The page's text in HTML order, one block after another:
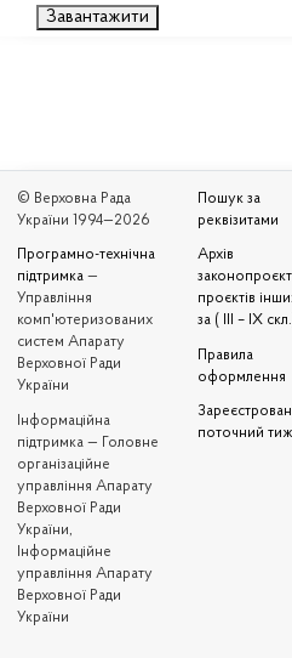
Завантажити
© Верховна Рада
України 1994—2026
Програмно-технічна
підтримка —
Управління
комп'ютеризованих
систем Апарату
Верховної Ради
України
Iнформаційна
підтримка — Головне
організаційне
управління Апарату
Верховної Ради
України,
Інформаційне
управління Апарату
Верховної Ради
України
Пошук за
реквізитами
Архів
проєктів
за ( III – IX
Правила
оформлення
поточний